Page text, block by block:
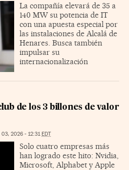
La compañía elevará de 35 a
140 MW su potencia de IT
con una apuesta especial por
las instalaciones de Alcalá de
Henares. Busca también
impulsar su
internacionalización
de los 3 billones de valor
03, 2026 - 12:31EDT
Solo cuatro empresas más
han logrado este hito: Nvidia,
Microsoft, Alphabet y Apple